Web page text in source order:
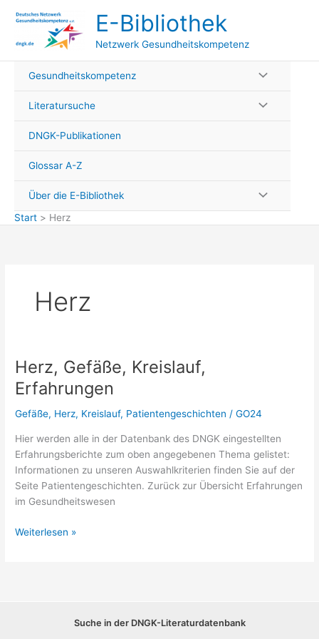
Inhalt
E-Bibliothek
Netzwerk Gesundheitskompetenz
Gesundheitskompetenz
Literatursuche
DNGK-Publikationen
Glossar A-Z
Über die E-Bibliothek
Start
Herz
Herz
Herz, Gefäße, Kreislauf,
Erfahrungen
Gefäße, Herz, Kreislauf, Patientengeschichten /GO24
Hier werden alle in der Datenbank des DNGK eingestellten
Erfahrungsberichte zum oben angegebenen Thema gelistet:
Informationen zu unseren Auswahlkriterien finden Sie auf der
Seite Patientengeschichten. Zurück zur Übersicht Erfahrungen
im Gesundheitswesen
Herz,
Weiterlesen »
Suche in der DNGK-Literaturdatenbank